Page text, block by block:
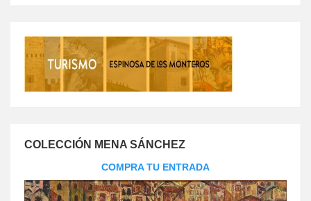
COLECCIÓN MENA SÁNCHEZ
COMPRA TU ENTRADA